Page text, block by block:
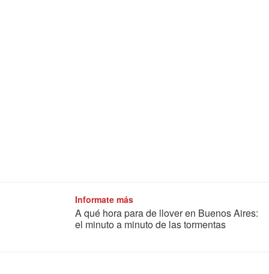
Informate más
A qué hora para de llover en Buenos Aires:
el minuto a minuto de las tormentas